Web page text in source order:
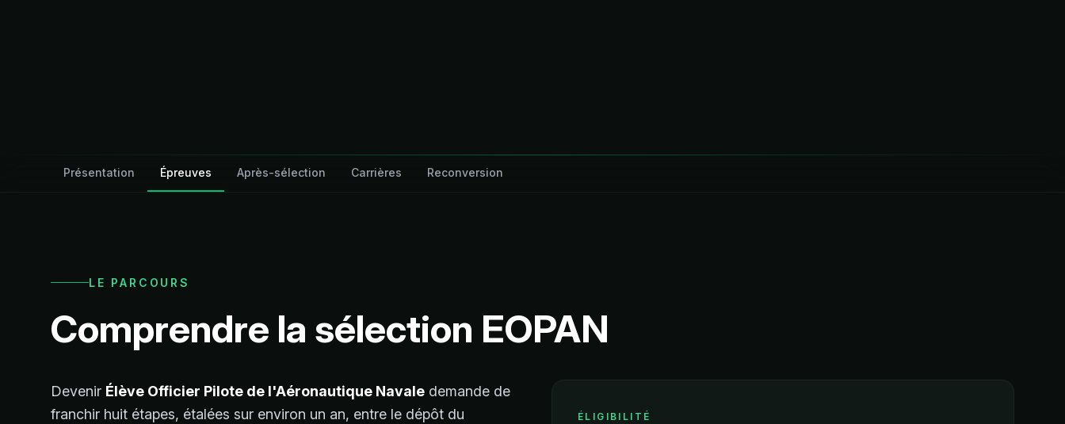
Présentation Épreuves Après-sélection Carrières Reconversion
LE PARCOURS
Comprendre la sélection EOPAN
Devenir Élève Officier Pilote de l'Aéronautique Navale demande de
franchir huit étapes, étalées sur environ un an, entre le dépôt du
ÉLIGIBILITÉ